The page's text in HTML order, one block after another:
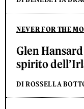
NEVER FOR THE
Glen
spirito
DI ROSSELLA